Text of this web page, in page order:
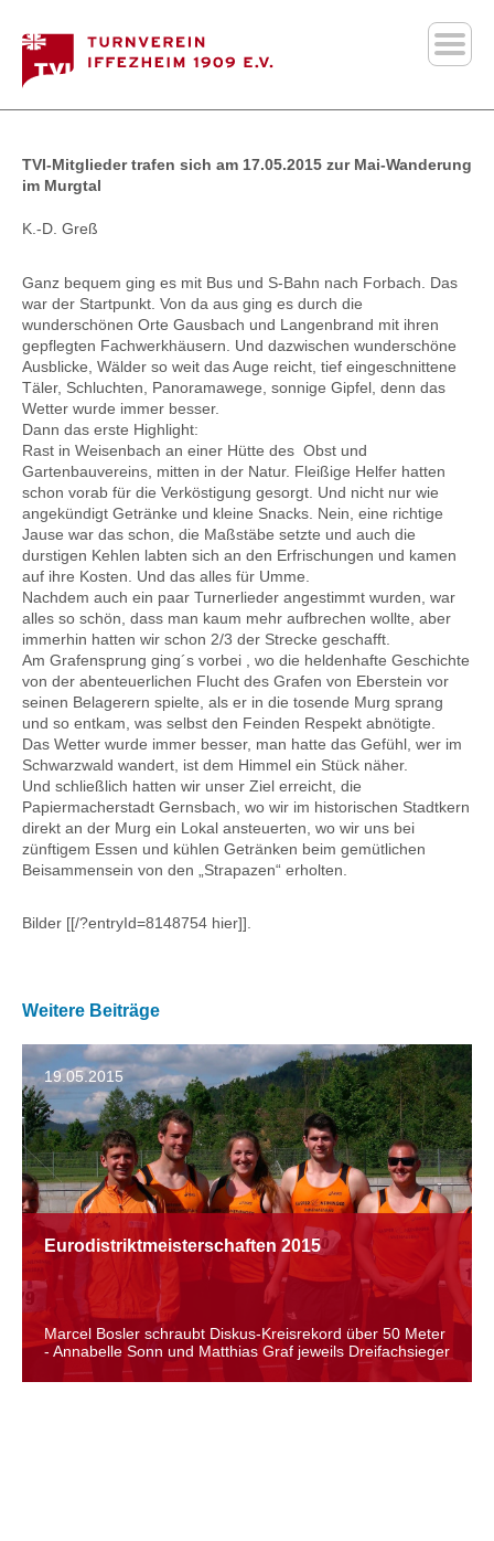
TVI-Mitglieder trafen sich am 17.05.2015 zur Mai-Wanderung
im Murgtal
K.-D. Greß
Ganz bequem ging es mit Bus und S-Bahn nach Forbach. Das
war der Startpunkt. Von da aus ging es durch die
wunderschönen Orte Gausbach und Langenbrand mit ihren
gepflegten Fachwerkhäusern. Und dazwischen wunderschöne
Ausblicke, Wälder so weit das Auge reicht, tief eingeschnittene
Täler, Schluchten, Panoramawege, sonnige Gipfel, denn das
Wetter wurde immer besser.
Dann das erste Highlight:
Rast in Weisenbach an einer Hütte des Obst und
Gartenbauvereins, mitten in der Natur. Fleißige Helfer hatten
schon vorab für die Verköstigung gesorgt. Und nicht nur wie
angekündigt Getränke und kleine Snacks. Nein, eine richtige
Jause war das schon, die Maßstäbe setzte und auch die
durstigen Kehlen labten sich an den Erfrischungen und kamen
auf ihre Kosten. Und das alles für Umme.
Nachdem auch ein paar Turnerlieder angestimmt wurden, war
alles so schön, dass man kaum mehr aufbrechen wollte, aber
immerhin hatten wir schon 2/3 der Strecke geschafft.
Am Grafensprung ging´s vorbei , wo die heldenhafte Geschichte
von der abenteuerlichen Flucht des Grafen von Eberstein vor
seinen Belagerern spielte, als er in die tosende Murg sprang
und so entkam, was selbst den Feinden Respekt abnötigte.
Das Wetter wurde immer besser, man hatte das Gefühl, wer im
Schwarzwald wandert, ist dem Himmel ein Stück näher.
Und schließlich hatten wir unser Ziel erreicht, die
Papiermacherstadt Gernsbach, wo wir im historischen Stadtkern
direkt an der Murg ein Lokal ansteuerten, wo wir uns bei
zünftigem Essen und kühlen Getränken beim gemütlichen
Beisammensein von den „Strapazen“ erholten.
Bilder [[/?entryId=8148754 hier]].
Weitere Beiträge
19.05.2015
Eurodistriktmeisterschaften 2015
Marcel Bosler schraubt Diskus-Kreisrekord über 50 Meter
- Annabelle Sonn und Matthias Graf jeweils Dreifachsieger